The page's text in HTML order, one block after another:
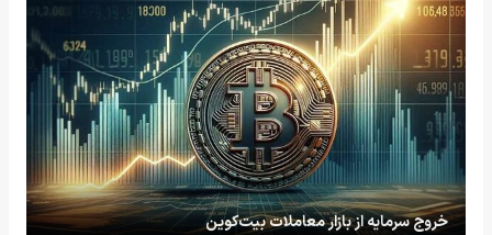
خروج سرمایه از بازار معاملات بیت‌کوین